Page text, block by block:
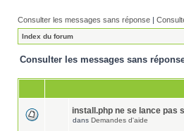
Consulter les messages sans réponse |
Index du forum
Consulter les messages sans
install.php ne se lance pas
dans Demandes d'aide